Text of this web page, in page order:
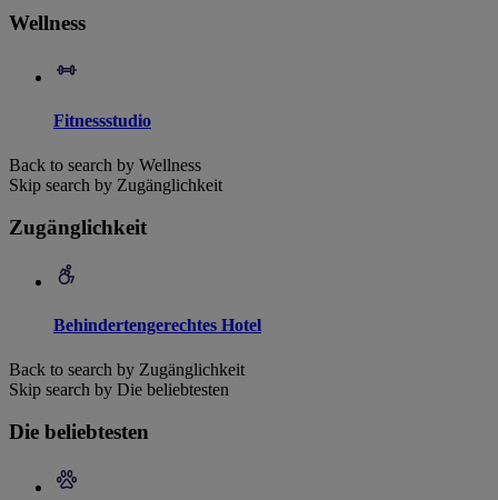
Wellness
Fitnessstudio
Back to search by Wellness
Skip search by Zugänglichkeit
Zugänglichkeit
Behindertengerechtes Hotel
Back to search by Zugänglichkeit
Skip search by Die beliebtesten
Die beliebtesten